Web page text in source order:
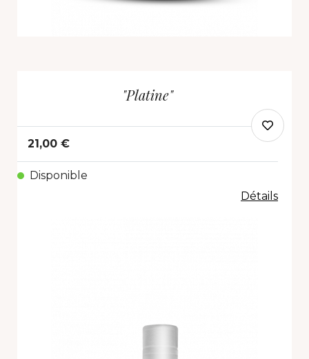
"Platine"
21,00 €
Disponible
Détails